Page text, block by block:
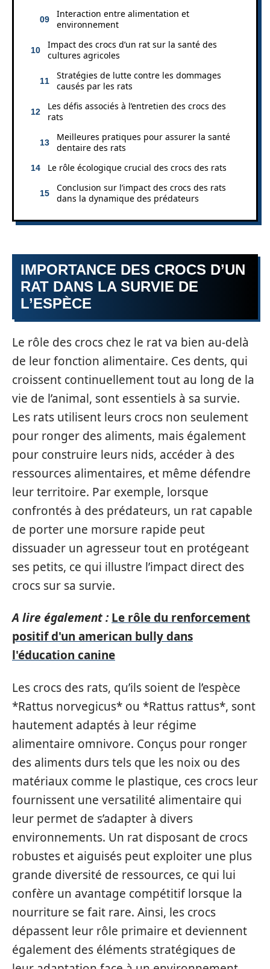
Interaction entre alimentation et
environnement
Impact des crocs d’un rat sur la santé des
cultures agricoles
Stratégies de lutte contre les dommages
causés par les rats
Les défis associés à l’entretien des crocs des
rats
Meilleures pratiques pour assurer la santé
dentaire des rats
Le rôle écologique crucial des crocs des rats
Conclusion sur l’impact des crocs des rats
dans la dynamique des prédateurs
IMPORTANCE DES CROCS D’UN
RAT DANS LA SURVIE DE
L’ESPÈCE
Le rôle des crocs chez le rat va bien au-delà
de leur fonction alimentaire. Ces dents, qui
croissent continuellement tout au long de la
vie de l’animal, sont essentiels à sa survie.
Les rats utilisent leurs crocs non seulement
pour ronger des aliments, mais également
pour construire leurs nids, accéder à des
ressources alimentaires, et même défendre
leur territoire. Par exemple, lorsque
confrontés à des prédateurs, un rat capable
de porter une morsure rapide peut
dissuader un agresseur tout en protégeant
ses petits, ce qui illustre l’impact direct des
crocs sur sa survie.
A lire également : Le rôle du renforcement
positif d'un american bully dans
l'éducation canine
Les crocs des rats, qu’ils soient de l’espèce
*Rattus norvegicus* ou *Rattus rattus*, sont
hautement adaptés à leur régime
alimentaire omnivore. Conçus pour ronger
des aliments durs tels que les noix ou des
matériaux comme le plastique, ces crocs leur
fournissent une versatilité alimentaire qui
leur permet de s’adapter à divers
environnements. Un rat disposant de crocs
robustes et aiguisés peut exploiter une plus
grande diversité de ressources, ce qui lui
confère un avantage compétitif lorsque la
nourriture se fait rare. Ainsi, les crocs
dépassent leur rôle primaire et deviennent
également des éléments stratégiques de